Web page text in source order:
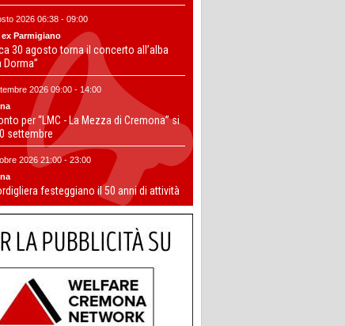
2026 06:38 - 09:00
Parmigiano
30 agosto torna il concerto all’alba
Dorma”
2026 09:00 - 14:00
per “LMC - La Mezza di Cremona” si
settembre
2026 21:00 - 23:00
festeggiano il 50 anni di attività